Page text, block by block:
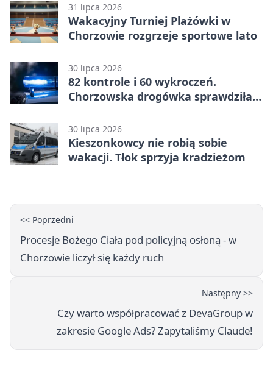
31 lipca 2026
Wakacyjny Turniej Plażówki w
Chorzowie rozgrzeje sportowe lato
30 lipca 2026
82 kontrole i 60 wykroczeń.
Chorzowska drogówka sprawdziła
30 lipca 2026
Kieszonkowcy nie robią sobie
wakacji. Tłok sprzyja kradzieżom
<< Poprzedni
Procesje Bożego Ciała pod policyjną osłoną - w
Chorzowie liczył się każdy ruch
Następny >>
Czy warto współpracować z DevaGroup w
zakresie Google Ads? Zapytaliśmy Claude!